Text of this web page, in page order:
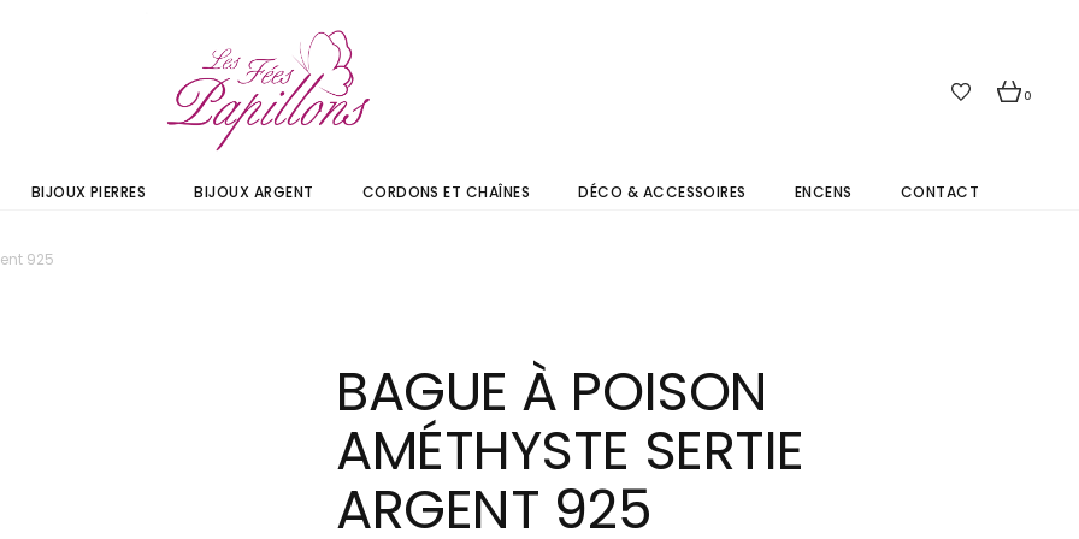
0
BIJOUX PIERRES BIJOUX ARGENT CORDONS ET CHAÎNES DÉCO & ACCESSOIRES ENCENS CONTACT
925
BAGUE À POISON
AMÉTHYSTE SERTIE
ARGENT 925